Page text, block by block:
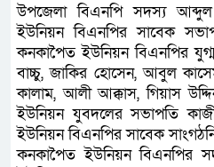
উপজেলা বিএনপি সদস্য আব্দুল
ইউনিয়ন বিএনপির সাবেক
কনকাপৈত ইউনিয়ন বিএনপির
বাচ্চু, জাকির হোসেন, আবুল
কালাম, আলী আক্কাস, গিয়াস
ইউনিয়ন যুবদলের সভাপতি
ইউনিয়ন বিএনপির সাবেক
কনকাপৈত ইউনিয়ন বিএনপির